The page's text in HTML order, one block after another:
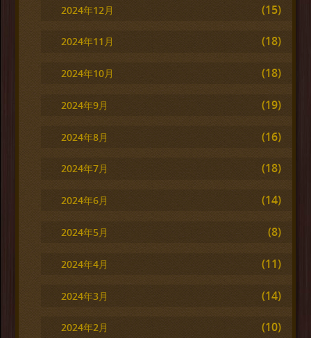
2024年12月 (15)
2024年11月 (18)
2024年10月 (18)
2024年9月 (19)
2024年8月 (16)
2024年7月 (18)
2024年6月 (14)
2024年5月 (8)
2024年4月 (11)
2024年3月 (14)
2024年2月 (10)